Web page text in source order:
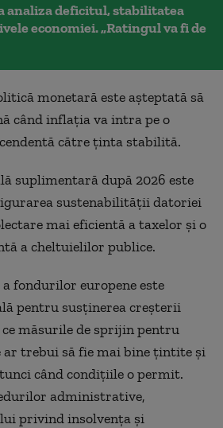
analiza deficitul, stabilitatea
economiei. „Ratingul va fi de
monetară este așteptată să
când inflația va intra pe o
către ținta stabilită.
suplimentară după 2026 este
sustenabilității datoriei
mai eficientă a taxelor și o
a cheltuielilor publice.
fondurilor europene este
pentru susținerea creșterii
măsurile de sprijin pentru
trebui să fie mai bine țintite și
când condițiile o permit.
administrative,
privind insolvența și